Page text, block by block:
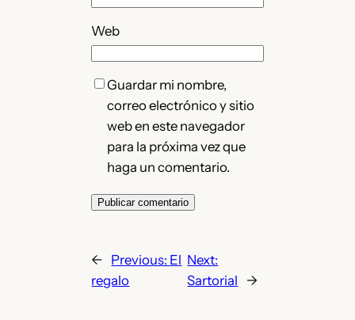
Web
Guardar mi nombre,
correo electrónico y sitio
web en este navegador
para la próxima vez que
haga un comentario.
← Previous: El
regalo
Next:
Sartorial
→